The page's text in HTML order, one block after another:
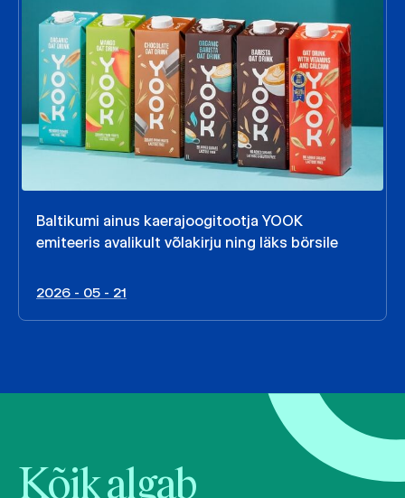
Baltikumi ainus kaerajoogitootja YOOK
emiteeris avalikult võlakirju ning läks börsile
2026 - 05 - 21
Kõik algab